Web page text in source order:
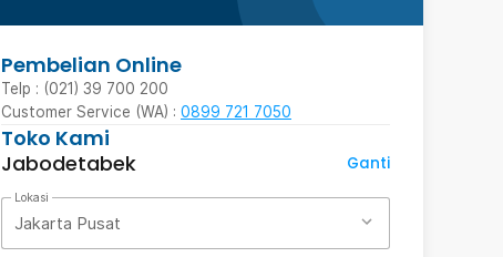
Pembelian Online
Telp : (021) 39 700 200
Customer Service (WA) : 0899 721 7050
Toko Kami
Jabodetabek
Ganti
Lokasi
Jakarta Pusat